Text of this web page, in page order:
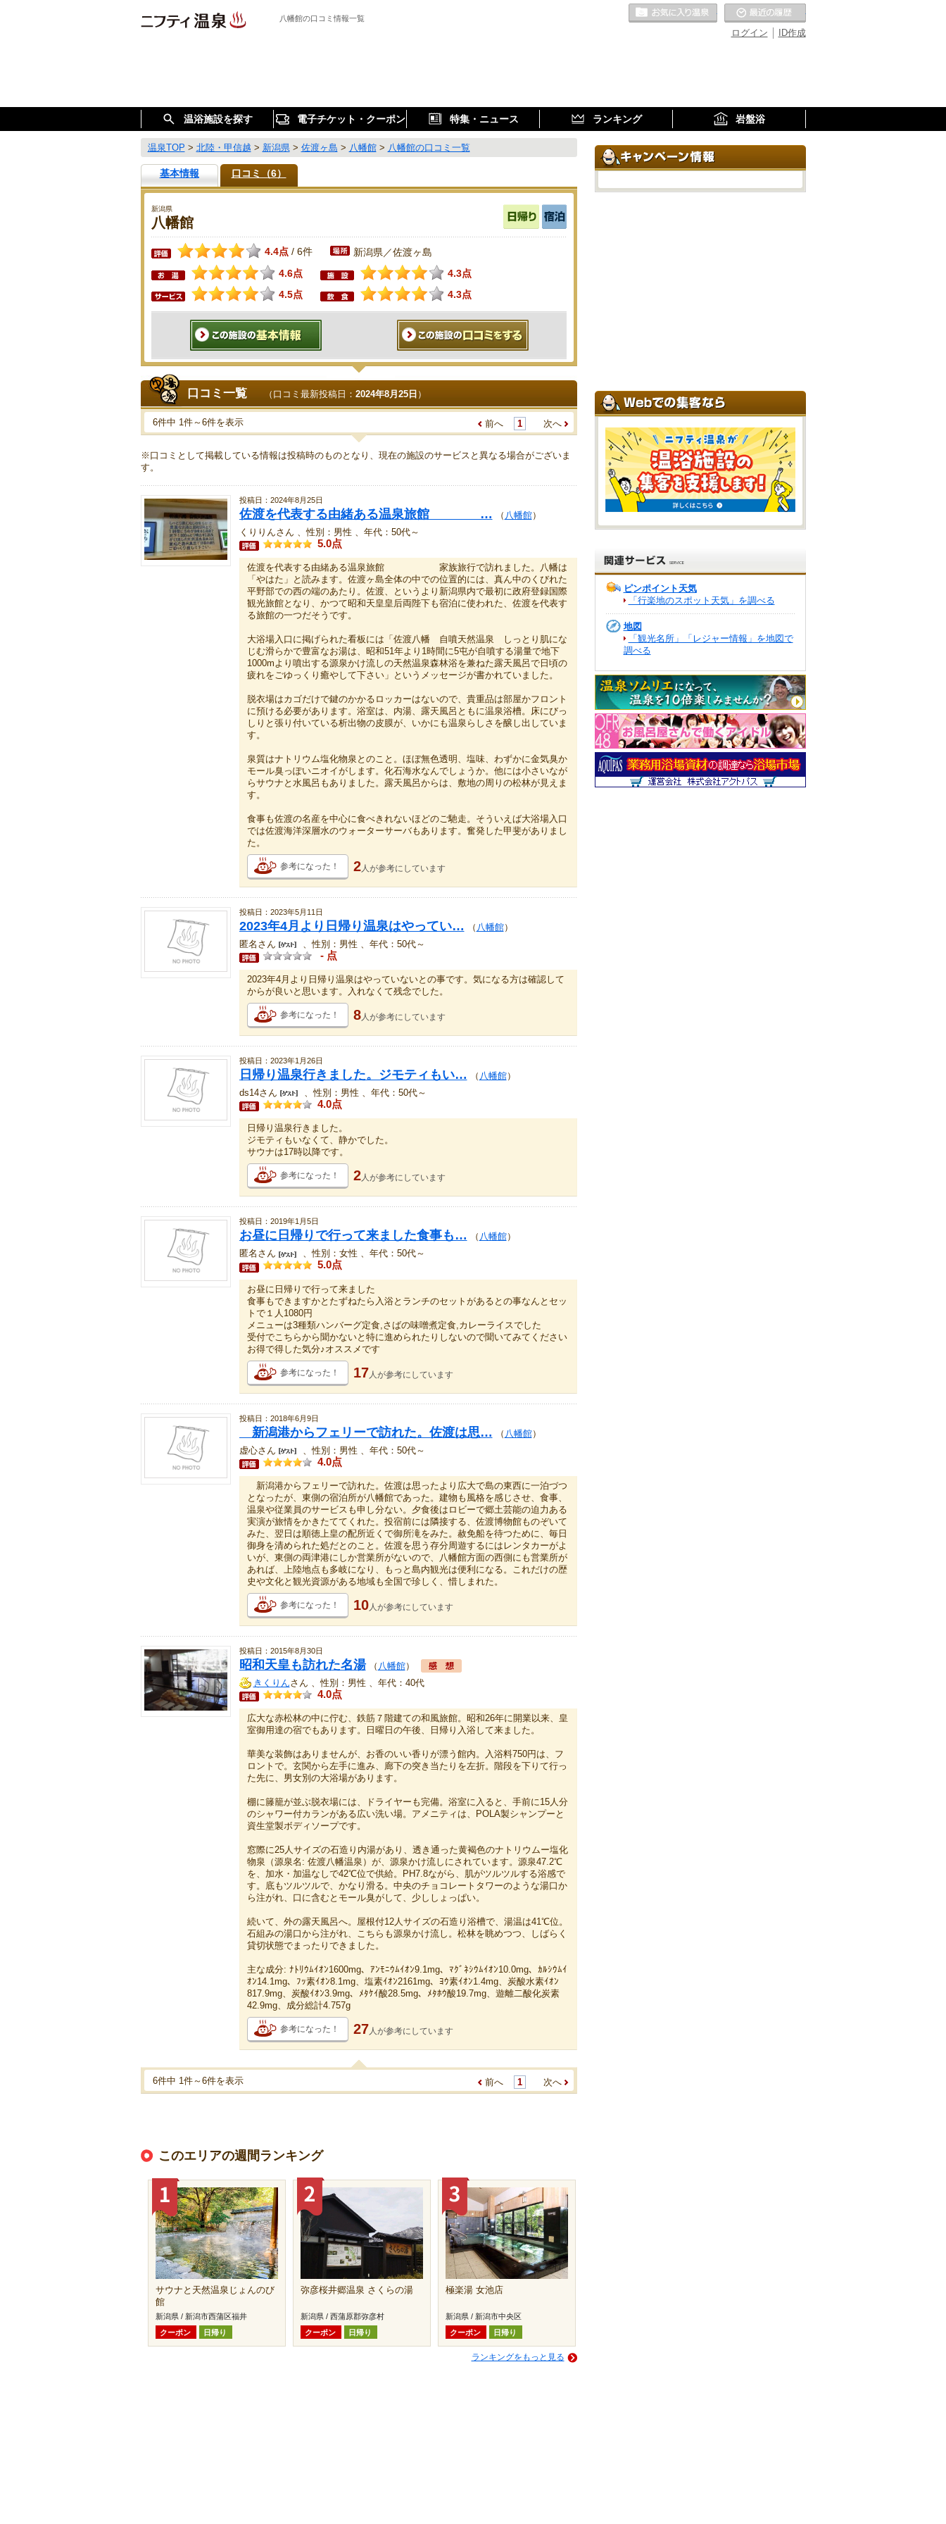
八幡館の口コミ情報一覧
ID作成
ログイン
お気に入りの温泉
温浴施設を探す 電子チケット・クーポン 特集・ニュース ランキング 岩盤浴
温泉TOP > 北陸・甲信越 > 新潟県> 佐渡ヶ島 > 八幡館> 八幡館の口コミ一覧
基本情報 口コミ（6）
新潟県
八幡館
4.4点 / 6件 新潟県／佐渡ヶ島
4.6点
4.3点
4.5点
4.3点
口コミ一覧 （口コミ最新投稿日： 2024年8月25日 ）
6件中 1件～6件を表示 前へ 1 次へ
※口コミとして掲載している情報は投稿時のものとなり、現在の施設のサービスと異なる場合がございま
す。
投稿日：2024年8月25日
佐渡を代表する由緒ある温泉旅館 … （ 八幡館）
くりりんさん 、性別：男性 、年代：50代～
5.0点
佐渡を代表する由緒ある温泉旅館 家族旅行で訪れました。八幡は
「やはた」と読みます。佐渡ヶ島全体の中での位置的には、真ん中のくびれた
平野部での西の端のあたり。佐渡、というより新潟県内で最初に政府登録国際
観光旅館となり、かつて昭和天皇皇后両陛下も宿泊に使われた、佐渡を代表す
る旅館の一つだそうです。
大浴場入口に掲げられた看板には「佐渡八幡 自噴天然温泉 しっとり肌にな
じむ滑らかで豊富なお湯は、昭和51年より1時間に5屯が自噴する湯量で地下
1000mより噴出する源泉かけ流しの天然温泉森林浴を兼ねた露天風呂で日頃の
疲れをごゆっくり癒やして下さい」というメッセージが書かれていました。
脱衣場はカゴだけで鍵のかかるロッカーはないので、貴重品は部屋かフロント
に預ける必要があります。浴室は、内湯、露天風呂ともに温泉浴槽。床にびっ
しりと張り付いている析出物の皮膜が、いかにも温泉らしさを醸し出していま
す。
泉質はナトリウム塩化物泉とのこと。ほぼ無色透明、塩味、わずかに金気臭か
モール臭っぽいニオイがします。化石海水なんでしょうか。他には小さいなが
らサウナと水風呂もありました。露天風呂からは、敷地の周りの松林が見えま
す。
食事も佐渡の名産を中心に食べきれないほどのご馳走。そういえば大浴場入口
では佐渡海洋深層水のウォーターサーバもあります。奮発した甲斐がありまし
た。
参考になった！ 2人が参考にしています
投稿日：2023年5月11日
2023年4月より日帰り温泉はやってい… （ 八幡館）
匿名さん
、性別：男性 、年代：50代～
- 点
2023年4月より日帰り温泉はやっていないとの事です。気になる方は確認して
からが良いと思います。入れなくて残念でした。
参考になった！ 8人が参考にしています
投稿日：2023年1月26日
日帰り温泉行きました。ジモティもい… （ 八幡館）
ds14さん
、性別：男性 、年代：50代～
4.0点
日帰り温泉行きました。
ジモティもいなくて、静かでした。
サウナは17時以降です。
参考になった！ 2人が参考にしています
投稿日：2019年1月5日
お昼に日帰りで行って来ました食事も… （ 八幡館）
匿名さん
、性別：女性 、年代：50代～
5.0点
お昼に日帰りで行って来ました
食事もできますかとたずねたら入浴とランチのセットがあるとの事なんとセッ
トで１人1080円
メニューは3種類ハンバーグ定食,さばの味噌煮定食,カレーライスでした
受付でこちらから聞かないと特に進められたりしないので聞いてみてください
お得で得した気分♪オススメです
参考になった！ 17 人が参考にしています
投稿日：2018年6月9日
新潟港からフェリーで訪れた。佐渡は思… （ 八幡館）
虚心さん
、性別：男性 、年代：50代～
4.0点
新潟港からフェリーで訪れた。佐渡は思ったより広大で島の東西に一泊づつ
となったが、東側の宿泊所が八幡館であった。建物も風格を感じさせ、食事、
温泉や従業員のサービスも申し分ない。夕食後はロビーで郷土芸能の迫力ある
実演が旅情をかきたててくれた。投宿前には隣接する、佐渡博物館ものぞいて
みた、翌日は順徳上皇の配所近くで御所滝をみた。赦免船を待つために、毎日
御身を清められた処だとのこと。佐渡を思う存分周遊するにはレンタカーがよ
いが、東側の両津港にしか営業所がないので、八幡館方面の西側にも営業所が
あれば、上陸地点も多岐になり、もっと島内観光は便利になる。これだけの歴
史や文化と観光資源がある地域も全国で珍しく、惜しまれた。
参考になった！ 10人が参考にしています
投稿日：2015年8月30日
昭和天皇も訪れた名湯（ 八幡館）
きくりんさん 、性別：男性 、年代：40代
4.0点
広大な赤松林の中に佇む、鉄筋７階建ての和風旅館。昭和26年に開業以来、皇
室御用達の宿でもあります。日曜日の午後、日帰り入浴して来ました。
華美な装飾はありませんが、お香のいい香りが漂う館内。入浴料750円は、フ
ロントで。玄関から左手に進み、廊下の突き当たりを左折。階段を下りて行っ
た先に、男女別の大浴場があります。
棚に籐籠が並ぶ脱衣場には、ドライヤーも完備。浴室に入ると、手前に15人分
のシャワー付カランがある広い洗い場。アメニティは、POLA製シャンプーと
資生堂製ボディソープです。
窓際に25人サイズの石造り内湯があり、透き通った黄褐色のナトリウムー塩化
物泉（源泉名: 佐渡八幡温泉）が、源泉かけ流しにされています。源泉47.2℃
を、加水・加温なしで42℃位で供給。PH7.8ながら、肌がツルツルする浴感で
す。底もツルツルで、かなり滑る。中央のチョコレートタワーのような湯口か
ら注がれ、口に含むとモール臭がして、少ししょっぱい。
続いて、外の露天風呂へ。屋根付12人サイズの石造り浴槽で、湯温は41℃位。
石組みの湯口から注がれ、こちらも源泉かけ流し。松林を眺めつつ、しばらく
貸切状態でまったりできました。
主な成分: ﾅﾄﾘｳﾑｲｵﾝ1600mg、ｱﾝﾓﾆｳﾑｲｵﾝ9.1mg、ﾏｸﾞﾈｼｳﾑｲｵﾝ10.0mg、ｶﾙｼｳﾑｲ
ｵﾝ14.1mg、ﾌｯ素ｲｵﾝ8.1mg、塩素ｲｵﾝ2161mg、ﾖｳ素ｲｵﾝ1.4mg、炭酸水素ｲｵﾝ
817.9mg、炭酸ｲｵﾝ3.9mg、ﾒﾀｹｲ酸28.5mg、ﾒﾀﾎｳ酸19.7mg、遊離二酸化炭素
42.9mg、成分総計4.757g
参考になった！ 27 人が参考にしています
6件中 1件～6件を表示 前へ 1 次へ
このエリアの週間ランキング
サウナと天然温泉じょんのび
館
新潟県 / 新潟市西蒲区福井
クーポン
日帰り
弥彦桜井郷温泉 さくらの湯
新潟県 / 西蒲原郡弥彦村
クーポン
日帰り
極楽湯 女池店
新潟県 / 新潟市中央区
クーポン
日帰り
ランキングをもっと見る
ピンポイント天気
「行楽地のスポット天気」を調べる
地図
「観光名所」「レジャー情報」を地図で
調べる